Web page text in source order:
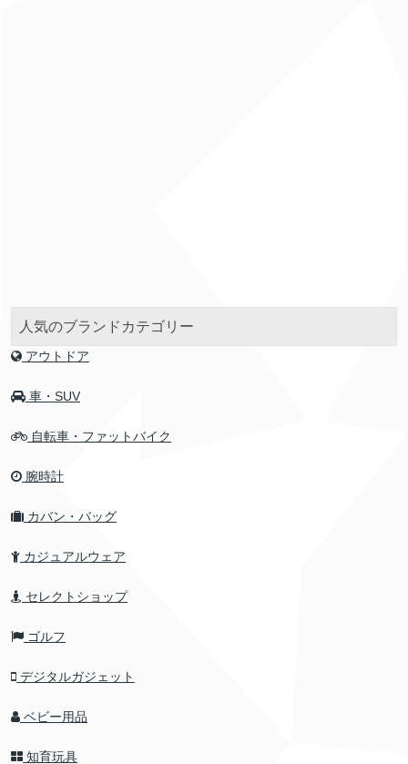
人気のブランドカテゴリー
アウトドア
車・SUV
自転車・ファットバイク
腕時計
カバン・バッグ
カジュアルウェア
セレクトショップ
ゴルフ
デジタルガジェット
ベビー用品
知育玩具